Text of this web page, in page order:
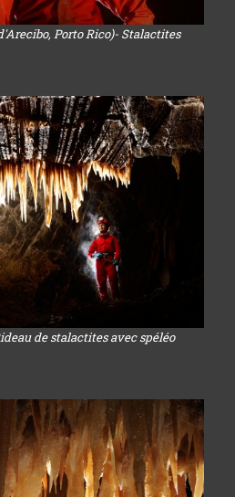
Porto Rico)- Stalactites
de stalactites avec spéléo